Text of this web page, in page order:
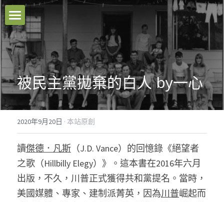
本站原創
好文推薦
影音分享
關於我們
臉書粉專
聯絡我們
Facebook
被民主黨拋棄的白人 by一心
2020年9月20日 · 本站原創
讀傑德．凡斯 （J.D. Vance）的回憶錄《絕望者
之歌（Hillbilly Elegy）》。這本書在2016年六月
出版，不久，川普正式獲得共和黨提名。當時，
美國媒體、專家、建制派菁英，因為川普崛起而